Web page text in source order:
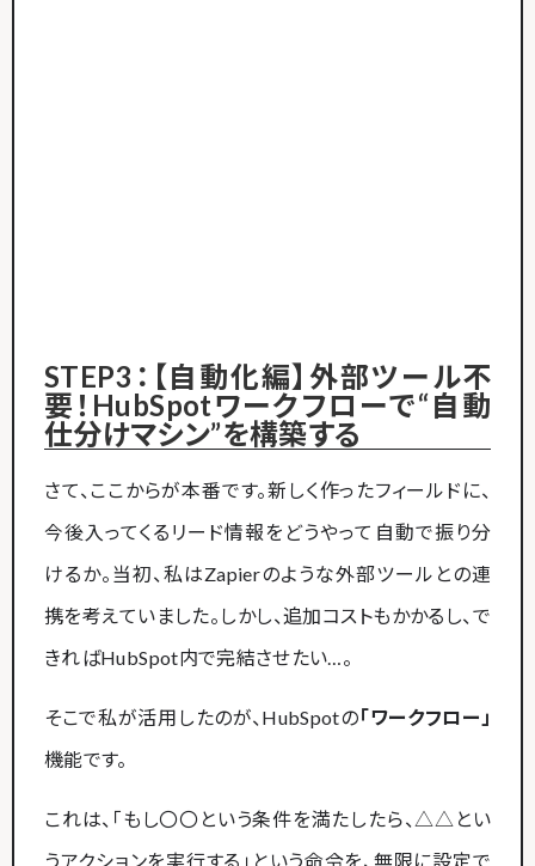
STEP3：【自動化編】外部ツール不
要！HubSpotワークフローで“自動
仕分けマシン”を構築する
さて、ここからが本番です。新しく作ったフィールドに、
今後入ってくるリード情報をどうやって自動で振り分
けるか。当初、私はZapierのような外部ツールとの連
携を考えていました。しかし、追加コストもかかるし、で
きればHubSpot内で完結させたい…。
そこで私が活用したのが、HubSpotの「ワークフロー」
機能です。
これは、「もし〇〇という条件を満たしたら、△△とい
うアクションを実行する」という命令を、無限に設定で